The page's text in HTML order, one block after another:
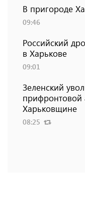
В пригороде
09:46
Российский
в Харькове
09:01
Зеленский
прифронтовой
Харьковщине
08:25